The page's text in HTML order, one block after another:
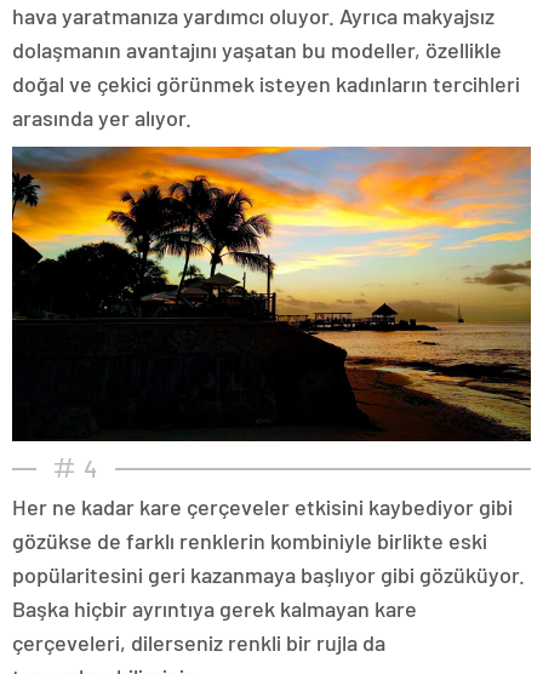
hava yaratmanıza yardımcı oluyor. Ayrıca makyajsız
dolaşmanın avantajını yaşatan bu modeller, özellikle
doğal ve çekici görünmek isteyen kadınların tercihleri
arasında yer alıyor.
4
Her ne kadar kare çerçeveler etkisini kaybediyor gibi
gözükse de farklı renklerin kombiniyle birlikte eski
popülaritesini geri kazanmaya başlıyor gibi gözüküyor.
Başka hiçbir ayrıntıya gerek kalmayan kare
çerçeveleri, dilerseniz renkli bir rujla da